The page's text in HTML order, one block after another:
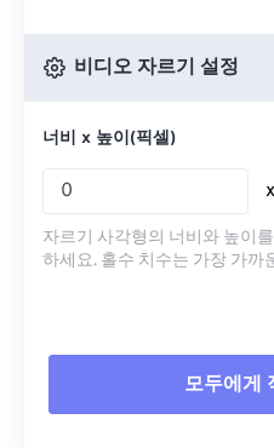
비디오 자르기 설정
너비 x 높이(픽셀)
x
자르기 사각형의 너비와 높이
하세요. 홀수 치수는 가장 가까
모두에게